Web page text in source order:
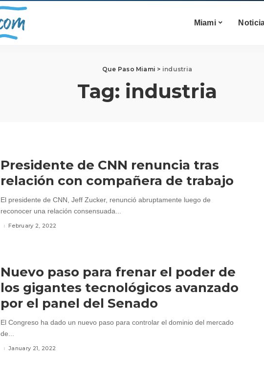
Miami
Que Paso Miami > industria
Tag: industria
Presidente de CNN renuncia tras
relación con compañera de trabajo
El presidente de CNN, Jeff Zucker, renunció abruptamente luego de
reconocer una relación consensuada...
February 2, 2022
Nuevo paso para frenar el poder de
los gigantes tecnológicos avanzado
por el panel del Senado
El Congreso ha dado un nuevo paso para controlar el dominio del mercado
de...
January 21, 2022